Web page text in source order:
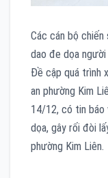
Các cán bộ
dao đe dọa người
Đề cập quá trình
an phường Kim
14/12, có tin báo
dọa, gây rối đòi
phường Kim Liên.